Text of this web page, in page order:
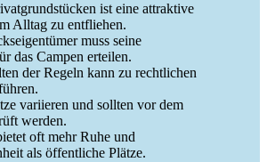
ist eine attraktive
Alltag zu entfliehen.
muss seine
das Campen erteilen.
der Regeln kann zu rechtlichen
variieren und sollten vor dem
werden.
oft mehr Ruhe und
als öffentliche Plätze.